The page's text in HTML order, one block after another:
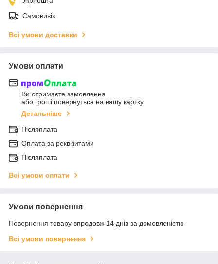
Самовивіз
Всі умови доставки
Умови оплати
Ви отримаєте замовлення
або гроші повернуться на вашу картку
Детальніше
Післяплата
Оплата за реквізитами
Післяплата
Всі умови оплати
Умови повернення
Повернення товару впродовж 14 днів за домовленістю
Всі умови повернення